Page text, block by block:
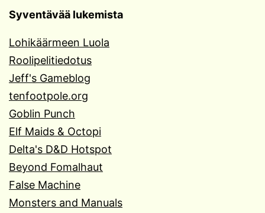
Syventävää lukemista
Lohikäärmeen Luola
Roolipelitiedotus
Jeff's Gameblog
tenfootpole.org
Goblin Punch
Elf Maids & Octopi
Delta's D&D Hotspot
Beyond Fomalhaut
False Machine
Monsters and Manuals